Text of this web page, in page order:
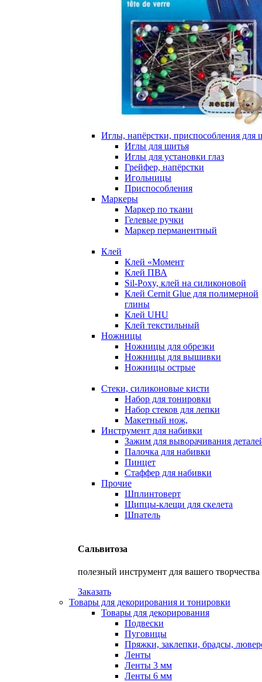
Иглы, напёрстки, приспособления для
Иглы для шитья
Иглы для установки глаз
Грейфер, напёрстки
Игольницы
Приспособления
Маркеры
Маркер по ткани
Гелевые ручки
Маркер перманентный
Клей
Клей «Момент
Клей ПВА
Sil-Poxy, клей на силиконовой
Клей Cernit Glue для полимерной
глины
Клей UHU
Клей текстильный
Ножницы
Ножницы для обрезки
Ножницы для вышивки
Ножницы острые
Стеки, силиконовые кисти
Набор для тонировки
Набор стеков для лепки
Макетный нож,
Инструмент для набивки
Зажим для выворачивания
Палочка для набивки
Пинцет
Стаффер для набивки
Прочие
Шплинтоверт
Щипцы-клещи для скелета
Шпатель
Сальвитоза
полезный инструмент для вашего творчества
Заказать
Товары для декорирования и тонировки
Товары для декорирования
Подвески
Пуговицы
Пряжки, заклепки, брадсы,
Ленты
Ленты 3 мм
Ленты 6 мм